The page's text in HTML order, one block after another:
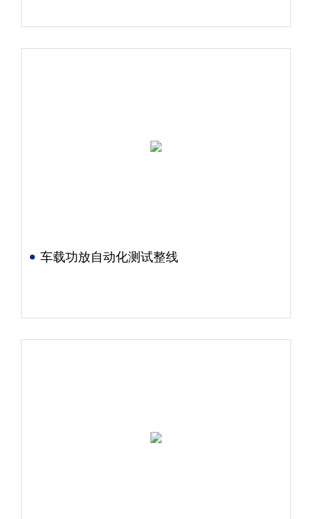
车载功放自动化测试整线